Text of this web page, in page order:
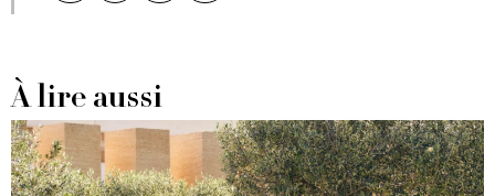
À lire aussi